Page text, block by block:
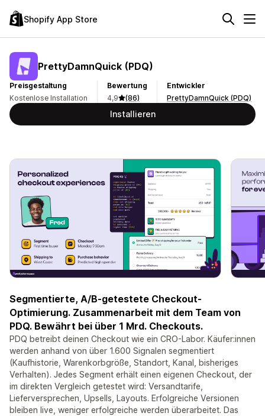
Shopify App Store
PrettyDamnQuick (PDQ)
Preisgestaltung
Kostenlose Installation
Bewertung
4,9
(86)
Entwickler
PrettyDamnQuick (PDQ)
Installieren
Segmentierte, A/B-getestete Checkout-
Optimierung. Zusammenarbeit mit dem Team von
PDQ. Bewährt bei über 1 Mrd. Checkouts.
PDQ betreibt deinen Checkout wie ein CRO-Labor. Käufer:innen
werden anhand von über 1.600 Signalen segmentiert
(Kaufhistorie, Warenkorbgröße, Standort, Kanal, bisheriges
Verhalten). Jedes Segment erhält einen eigenen Checkout, der
im direkten Vergleich getestet wird: Versandtarife,
Lieferversprechen, Upsells, Layouts. Erfolgreiche Versionen
bleiben live, weniger erfolgreiche werden überarbeitet. Das